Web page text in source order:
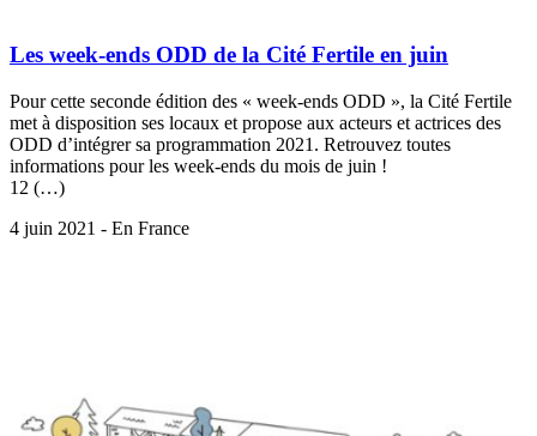
Les week-ends ODD de la Cité Fertile en juin
Pour cette seconde édition des « week-ends ODD », la Cité Fertile
met à disposition ses locaux et propose aux acteurs et actrices des
ODD d’intégrer sa programmation 2021. Retrouvez toutes
informations pour les week-ends du mois de juin !
12 (…)
4 juin 2021 - En France